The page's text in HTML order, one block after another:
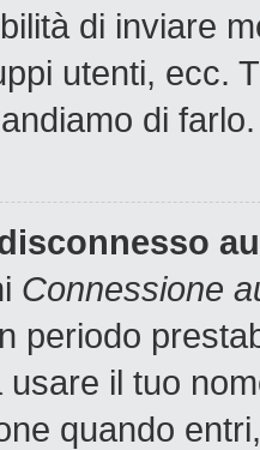
di inviare
utenti, ecc.
di farlo.
Connessione
periodo
il tuo
quando